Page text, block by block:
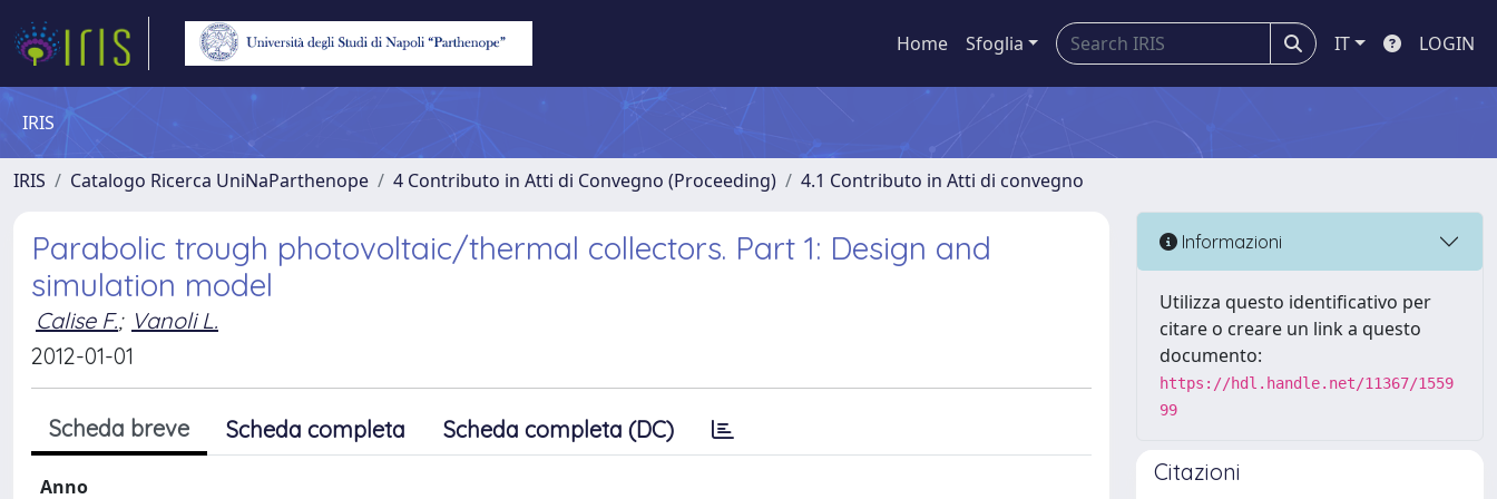
Home Sfoglia IT LOGIN
IRIS
IRIS Catalogo Ricerca UniNaParthenope 4 Contributo in Atti di Convegno (Proceeding) 4.1 Contributo in Atti di convegno
Parabolic trough photovoltaic/thermal collectors. Part 1: Design and
simulation model
Calise F.; Vanoli L.
2012-01-01
Scheda breve Scheda completa Scheda completa (DC)
Anno
Informazioni
Utilizza questo identificativo per
citare o creare un link a questo
documento:
https://hdl.handle.net/11367/1559
99
Citazioni